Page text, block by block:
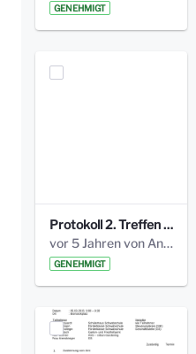
GENEHMIGT
Protokoll 2. Treffen 20140315 AG Bismarckplatz.pdf
vor 5 Jahren von Anni Schlumberger
GENEHMIGT